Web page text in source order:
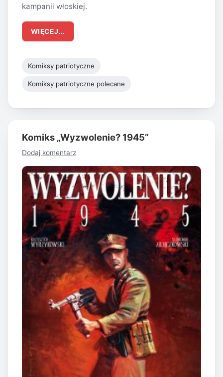
kampanii włoskiej.
WIĘCEJ...
Komiksy patriotyczne
Komiksy patriotyczne polecane
Komiks „Wyzwolenie? 1945”
Dodaj komentarz